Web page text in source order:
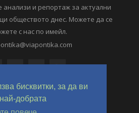
бисквитки, за да ви
добрата
анализи и репортаж за актуални
обществото днес. Можете да се
с нас по имейл.